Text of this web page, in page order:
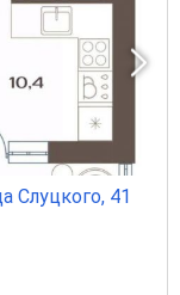
Слуцкого, 41